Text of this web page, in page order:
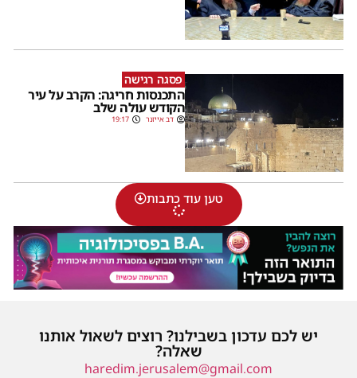
פסגה רגישה
התכנסות חריגה: הקרב על עיר
הקודש עולה שלב
דב אייזנר 19:17
טען עוד כתבות
יש לכם עדכון בשבילנו? רוצים לשאול אותנו
שאלה?
haredim.jerusalem@gmail.com